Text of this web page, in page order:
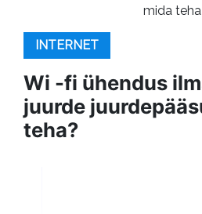
mida
INTERNET
Wi -fi ühendus
juurde
teha?